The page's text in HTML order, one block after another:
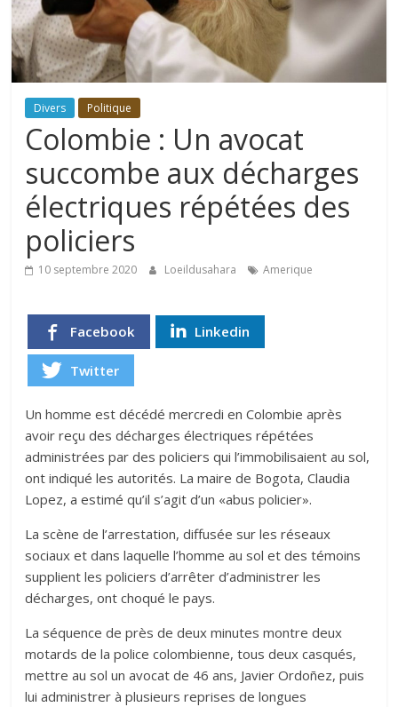
Divers Politique
Colombie : Un avocat
succombe aux décharges
électriques répétées des
policiers
10 septembre 2020 Loeildusahara Amerique
Facebook Linkedin
Twitter
Un homme est décédé mercredi en Colombie après
avoir reçu des décharges électriques répétées
administrées par des policiers qui l’immobilisaient au sol,
ont indiqué les autorités. La maire de Bogota, Claudia
Lopez, a estimé qu’il s’agit d’un «abus policier».
La scène de l’arrestation, diffusée sur les réseaux
sociaux et dans laquelle l’homme au sol et des témoins
supplient les policiers d’arrêter d’administrer les
décharges, ont choqué le pays.
La séquence de près de deux minutes montre deux
motards de la police colombienne, tous deux casqués,
mettre au sol un avocat de 46 ans, Javier Ordoñez, puis
lui administrer à plusieurs reprises de longues